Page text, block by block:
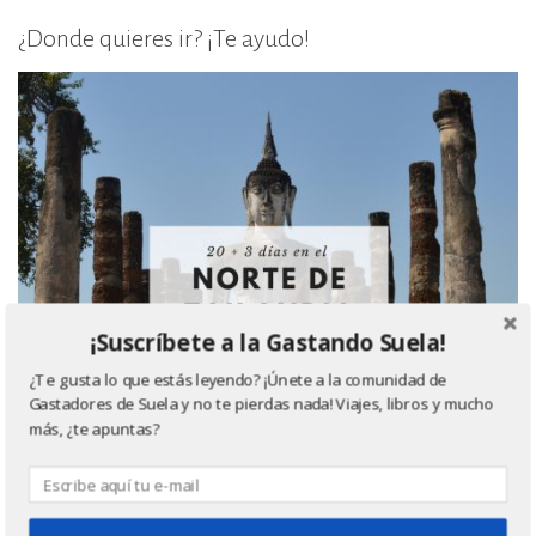
¿Donde quieres ir? ¡Te ayudo!
¡Suscríbete a la Gastando Suela!
¿Te gusta lo que estás leyendo? ¡Únete a la comunidad de
Gastadores de Suela y no te pierdas nada! Viajes, libros y mucho
más, ¿te apuntas?